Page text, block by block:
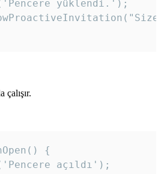
yüklendi.');
çalışır.
{
açıldı');